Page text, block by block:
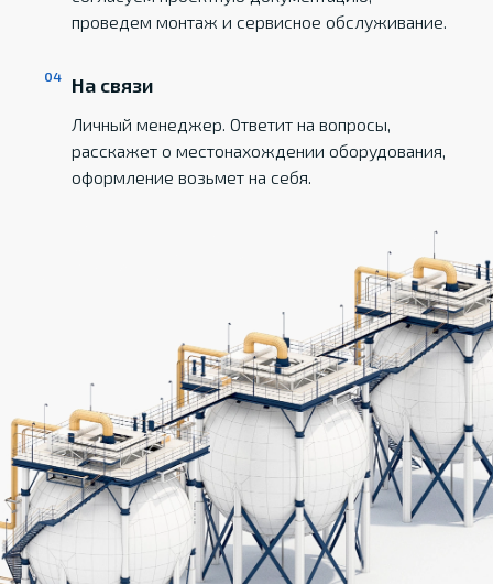
проведем монтаж и сервисное обслуживание.
На связи
Личный менеджер. Ответит на вопросы,
расскажет о местонахождении оборудования,
оформление возьмет на себя.